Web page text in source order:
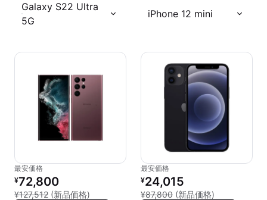
Galaxy S22 Ultra
5G
iPhone 12 mini
最安価格
リファービッシュ品の価格：
¥72,800
¥127,512 (新品価格) 新品との比較：¥127,512
最安価格
リファービッシュ品の価格：
¥24,015
¥87,800 (新品価格)